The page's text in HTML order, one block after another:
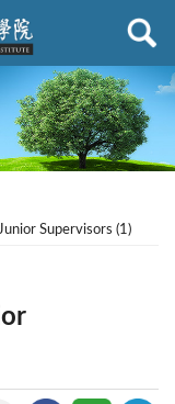
Supervisors (1)